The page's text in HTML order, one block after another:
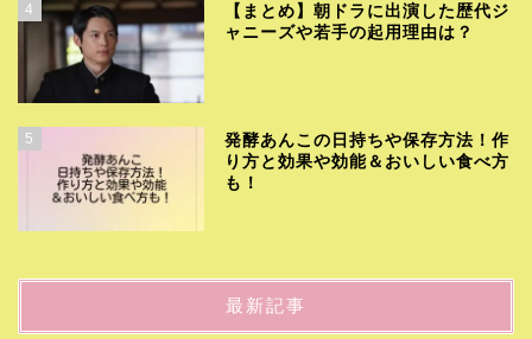
4
【まとめ】朝ドラに出演した歴代ジ
ャニーズや若手の起用理由は？
5
発酵あんこの日持ちや保存方法！作
り方と効果や効能＆おいしい食べ方
も！
最新記事